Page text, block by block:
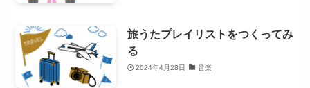
旅うたプレイリストをつくってみ
る
2024年4月28日 音楽